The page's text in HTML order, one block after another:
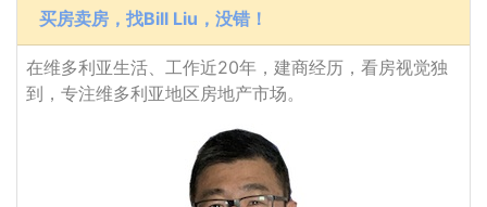
买房卖房，找Bill Liu，没错！
在维多利亚生活、工作近20年，建商经历，看房视觉独
到，专注维多利亚地区房地产市场。